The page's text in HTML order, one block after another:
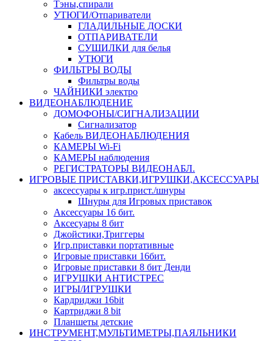
Тэны,спирали
УТЮГИ/Отпариватели
ГЛАДИЛЬНЫЕ ДОСКИ
ОТПАРИВАТЕЛИ
СУШИЛКИ для белья
УТЮГИ
ФИЛЬТРЫ ВОДЫ
Фильтры воды
ЧАЙНИКИ электро
ВИДЕОНАБЛЮДЕНИЕ
ДОМОФОНЫ/СИГНАЛИЗАЦИИ
Сигнализатор
Кабель ВИДЕОНАБЛЮДЕНИЯ
КАМЕРЫ Wi-Fi
КАМЕРЫ наблюдения
РЕГИСТРАТОРЫ ВИДЕОНАБЛ.
ИГРОВЫЕ ПРИСТАВКИ,ИГРУШКИ,АКСЕССУАРЫ
аксесcуары к игр.прист./шнуры
Шнуры для Игровых приставок
Аксессуары 16 бит.
Аксесуары 8 бит
Джойстики,Триггеры
Игр.приставки портативные
Игровые приставки 16бит.
Игровые приставки 8 бит Денди
ИГРУШКИ АНТИСТРЕС
ИГРЫ/ИГРУШКИ
Кардриджи 16bit
Картриджи 8 bit
Планшеты детские
ИНСТРУМЕНТ,МУЛЬТИМЕТРЫ,ПАЯЛЬНИКИ